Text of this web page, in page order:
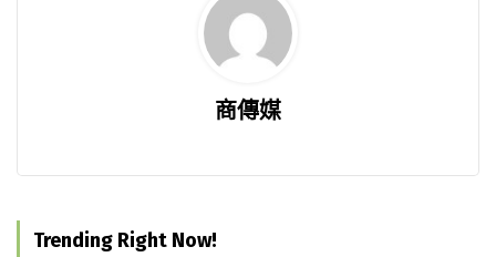
商傳媒
Trending Right Now!